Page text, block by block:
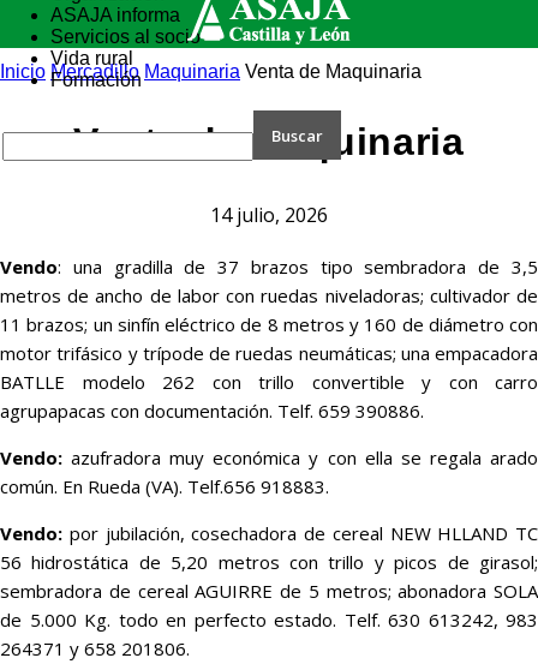
ASAJA informa
Servicios al socio
Vida rural
Formación
Inicio Mercadillo Maquinaria Venta de Maquinaria
Venta de Maquinaria
14 julio, 2026
Vendo: una gradilla de 37 brazos tipo sembradora de 3,5
metros de ancho de labor con ruedas niveladoras; cultivador de
11 brazos; un sinfín eléctrico de 8 metros y 160 de diámetro con
motor trifásico y trípode de ruedas neumáticas; una empacadora
BATLLE modelo 262 con trillo convertible y con carro
agrupapacas con documentación. Telf. 659 390886.
Vendo: azufradora muy económica y con ella se regala arado
común. En Rueda (VA). Telf.656 918883.
Vendo: por jubilación, cosechadora de cereal NEW HLLAND TC
56 hidrostática de 5,20 metros con trillo y picos de girasol;
sembradora de cereal AGUIRRE de 5 metros; abonadora SOLA
de 5.000 Kg. todo en perfecto estado. Telf. 630 613242, 983
264371 y 658 201806.